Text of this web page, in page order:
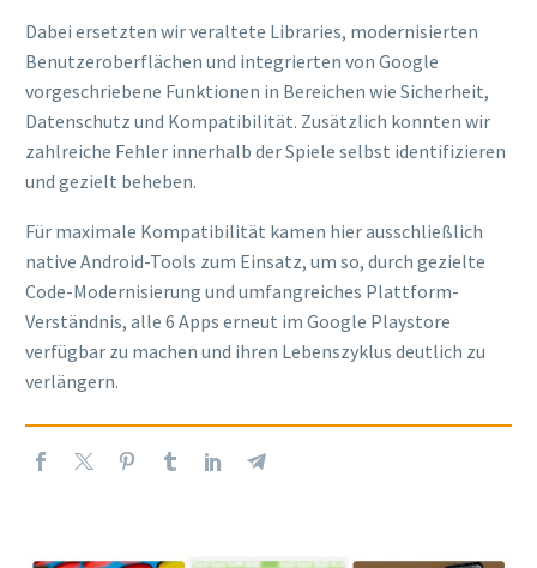
Dabei ersetzten wir veraltete Libraries, modernisierten
Benutzeroberflächen und integrierten von Google
vorgeschriebene Funktionen in Bereichen wie Sicherheit,
Datenschutz und Kompatibilität. Zusätzlich konnten wir
zahlreiche Fehler innerhalb der Spiele selbst identifizieren
und gezielt beheben.
Für maximale Kompatibilität kamen hier ausschließlich
native Android-Tools zum Einsatz, um so, durch gezielte
Code-Modernisierung und umfangreiches Plattform-
Verständnis, alle 6 Apps erneut im Google Playstore
verfügbar zu machen und ihren Lebenszyklus deutlich zu
verlängern.